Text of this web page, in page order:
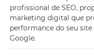
profissional de SEO,
marketing digital que
performance do seu
Google.